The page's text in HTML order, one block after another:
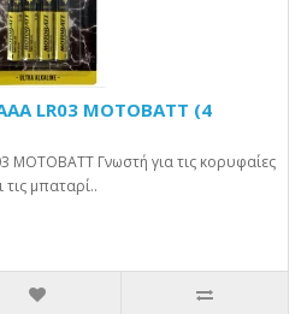
LR03 MOTOBATT (4
MOTOBATT Γνωστή για τις κορυφαίες
μπαταρί..